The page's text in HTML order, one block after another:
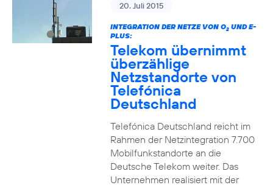
20. Juli 2015
INTEGRATION DER NETZE VON O2UND E-
PLUS:
Telekom übernimmt
überzählige
Netzstandorte von
Telefónica
Deutschland
Telefónica Deutschland reicht im
Rahmen der Netzintegration 7.700
Mobilfunkstandorte an die
Deutsche Telekom weiter. Das
Unternehmen realisiert mit der